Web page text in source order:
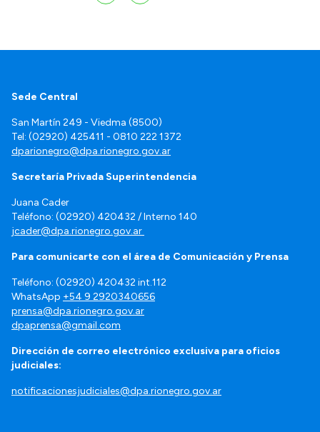
Sede Central
San Martín 249 - Viedma (8500)
Tel: (02920) 425411 - 0810 222 1372
dparionegro@dpa.rionegro.gov.ar
Secretaría Privada Superintendencia
Juana Cader
Teléfono: (02920) 420432 / Interno 140
jcader@dpa.rionegro.gov.ar
Para comunicarte con el área de Comunicación y Prensa
Teléfono: (02920) 420432 int.112
WhatsApp +54 9 2920340656
prensa@dpa.rionegro.gov.ar
dpaprensa@gmail.com
Dirección de correo electrónico exclusiva para oficios
judiciales:
notificacionesjudiciales@dpa.rionegro.gov.ar